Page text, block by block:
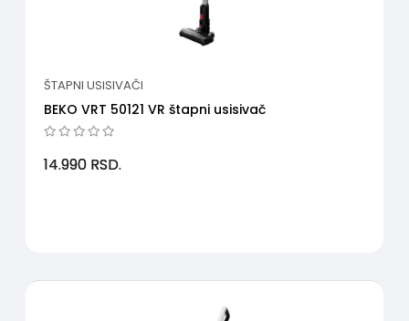
ŠTAPNI USISIVAČI
BEKO VRT 50121 VR štapni usisivač
14.990 RSD.